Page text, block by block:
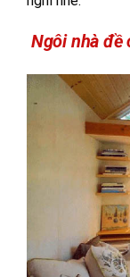
Ngôi nhà đề